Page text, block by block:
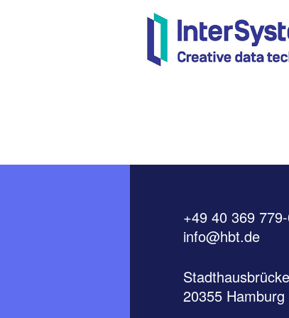
+49 40 369
info@hbt.de
20355 Hamburg